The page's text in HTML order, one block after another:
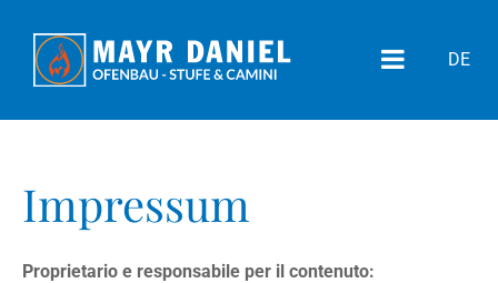
DE
Impressum
Proprietario e responsabile per il contenuto: